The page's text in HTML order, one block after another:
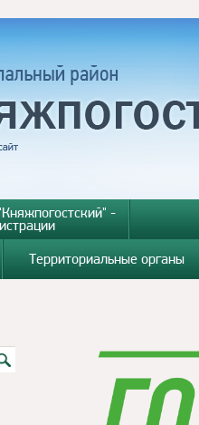
-
Территориальные органы